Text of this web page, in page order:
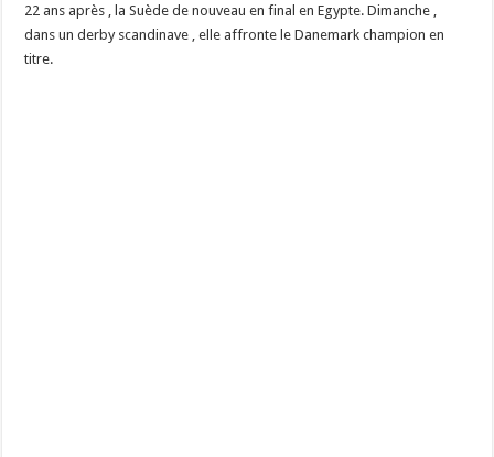
22 ans après , la Suède de nouveau en final en Egypte. Dimanche ,
dans un derby scandinave , elle affronte le Danemark champion en
titre.